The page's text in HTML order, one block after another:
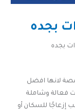
بجده
بجده
لانها افضل
فعالة وشاملة
إزعاجًا للسكان أو